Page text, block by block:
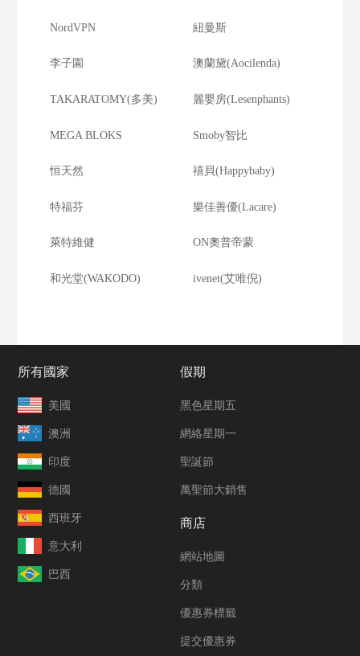
NordVPN 紐曼斯
李子園 澳蘭黛(Aocilenda)
TAKARATOMY(多美) 麗嬰房(Lesenphants)
MEGA BLOKS Smoby智比
恒天然 禧貝(Happybaby)
特福芬 樂佳善優(Lacare)
萊特維健 ON奧普帝蒙
和光堂(WAKODO) ivenet(艾唯倪)
所有國家
美國
澳洲
印度
德國
西班牙
意大利
巴西
假期
黑色星期五
網絡星期一
聖誕節
萬聖節大銷售
商店
網站地圖
分類
優惠券標籤
提交優惠券